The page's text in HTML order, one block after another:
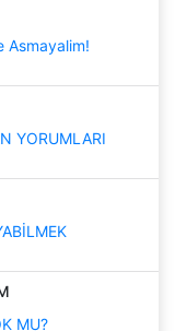
Asmayalim!
YORUMLARI
MU?